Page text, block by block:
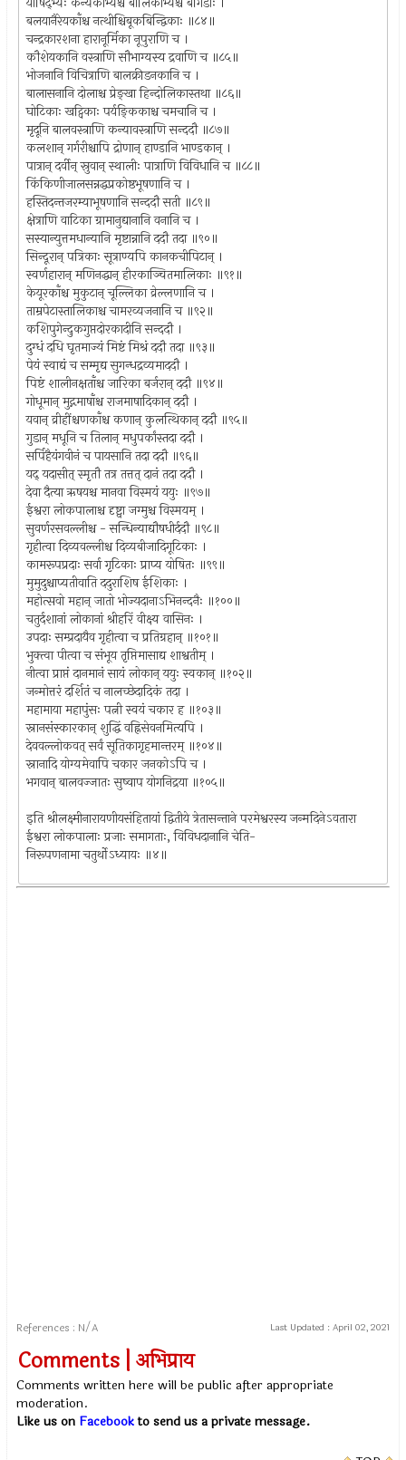
बलयानैरेयकाँश्च नत्थीश्चिबूकबिन्द्विकाः ॥८४॥
चन्द्रकारशना हारानूर्मिका नूपुराणि च ।
कौशेयकानि वस्त्राणि सौभाग्यस्य द्रवाणि च ॥८५॥
भोजनानि विचित्राणि बालक्रीडनकानि च ।
बालासनानि दोलाश्च प्रेङ्खा हिन्दोलिकास्तथा ॥८६॥
घोटिकाः खट्विकाः पर्यङ्किकाश्च चमचानि च ।
मृदूनि बालवस्त्राणि कन्यावस्त्राणि सन्ददौ ॥८७॥
कलशान् गर्गरीश्चापि द्रोणान् हाण्डानि भाण्डकान् ।
पात्रान् दर्वीन् स्रुवान् स्थालीः पात्राणि विविधानि च ॥८८॥
किंकिणीजालसन्नद्धप्रकोष्ठभूषणानि च ।
हस्तिदन्तजरम्याभूषणानि सन्ददौ सती ॥८९॥
क्षेत्राणि वाटिका ग्रामानुद्यानानि वनानि च ।
सस्यान्युत्तमधान्यानि मृष्टान्नानि ददौ तदा ॥९०॥
सिन्दूरान् पत्रिकाः सूत्राण्यपि कानकचीपिटान् ।
स्वर्णहारान् मणिनद्धान् हीरकाञ्चितमालिकाः ॥९१॥
केयूरकाँश्च मुकुटान् चूल्लिका व्रेल्लणानि च ।
ताम्रपेटास्तालिकाश्च चामरव्यजनानि च ॥९२॥
कशिपुगेन्दुकगुप्तदोरकादीनि सन्ददौ ।
दुग्धं दधि घृतमाज्यं मिष्टं मिश्रं ददौ तदा ॥९३॥
पेयं स्वाद्यं च सम्मृद्य सुगन्धद्रव्यमाददौ ।
पिष्टं शालीनक्षताँश्च जारिका बर्जरान् ददौ ॥९४॥
गोधूमान् मुद्गमाषाँश्च राजमाषादिकान् ददौ ।
यवान् व्रीहींश्चणकाँश्च कणान् कुलत्थिकान् ददौ ॥९५॥
गुडान् मधूनि च तिलान् मधुपर्कांस्तदा ददौ ।
सर्पिहैयंगवीनं च पायसानि तदा ददौ ॥९६॥
यद् यदासीत् स्मृतौ तत्र तत्तत् दानं तदा ददौ ।
देवा दैत्या ऋषयश्च मानवा विस्मयं ययुः ॥९७॥
ईश्वरा लोकपालाश्च दृष्ट्वा जग्मुश्च विस्मयम् ।
सुवर्णरसवल्लीश्च - सन्धिन्याद्यौषधीर्ददौ ॥९८॥
गृहीत्वा दिव्यवल्लीश्च दिव्यबीजादिगूटिकाः ।
कामरूपप्रदाः सर्वा गृटिकाः प्राप्य योषितः ॥९९॥
मुमुदुश्चाप्यतीवाति ददुराशिष ईशिकाः ।
महोत्सवो महान् जातो भोज्यदानाऽभिनन्दनैः ॥१००॥
चतुर्दशानां लोकानां श्रीहरिं वीक्ष्य वासिनः ।
उपदाः सम्प्रदायैव गृहीत्वा च प्रतिग्रहान् ॥१०१॥
भुक्त्वा पीत्वा च संभूय तृप्तिमासाद्य शाश्वतीम् ।
नीत्वा प्राप्तं दानमानं सायं लोकान् ययुः स्वकान् ॥१०२॥
जन्मोत्तरं दर्शितं च नालच्छेदादिकं तदा ।
महामाया महापुंसः पत्नी स्वयं चकार ह ॥१०३॥
स्नानसंस्कारकान् शुद्धिं वह्निसेवनमित्यपि ।
देववल्लोकवत् सर्वं सूतिकागृहमान्तरम् ॥१०४॥
स्नानादि योग्यमेवापि चकार जनकोऽपि च ।
भगवान् बालवज्जातः सुष्वाप योगनिद्रया ॥१०५॥
इति श्रीलक्ष्मीनारायणीयसंहितायां द्वितीये त्रेतासन्ताने परमेश्वरस्य जन्मदिनेऽवतारा
ईश्वरा लोकपालाः प्रजाः समागताः, विविधदानानि चेति-
निरूपणनामा चतुर्थोऽध्यायः ॥४॥
References : N/A Last Updated : April 02, 2021
Comments | अभिप्राय
Comments written here will be public after appropriate
moderation.
Like us on Facebookto send us a private message.